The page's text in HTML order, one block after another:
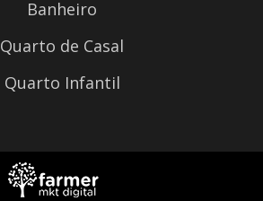
Banheiro
Quarto de Casal
Quarto Infantil